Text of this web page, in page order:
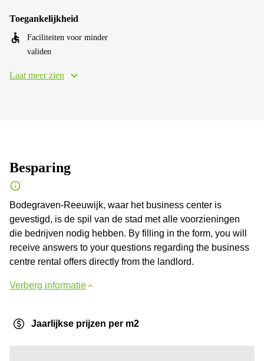
Toegankelijkheid
Faciliteiten voor minder
validen
Laat meer zien
Besparing
Bodegraven-Reeuwijk, waar het business center is
gevestigd, is de spil van de stad met alle voorzieningen
die bedrijven nodig hebben. By filling in the form, you will
receive answers to your questions regarding the business
centre rental offers directly from the landlord.
Verberg informatie
Jaarlijkse prijzen per m2